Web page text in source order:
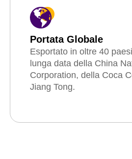
Portata Globale
Esportato in oltre 40
lunga data della China
Corporation, della Coca
Jiang Tong.